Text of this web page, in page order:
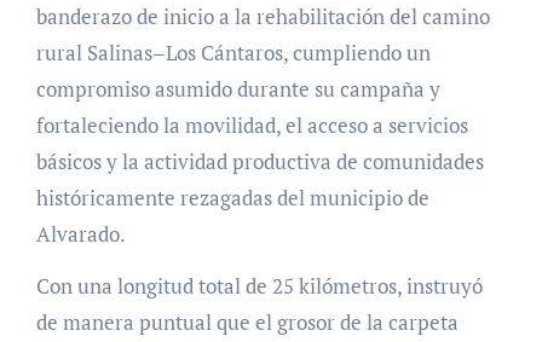
banderazo de inicio a la rehabilitación del camino
rural Salinas–Los Cántaros, cumpliendo un
compromiso asumido durante su campaña y
fortaleciendo la movilidad, el acceso a servicios
básicos y la actividad productiva de comunidades
históricamente rezagadas del municipio de
Alvarado.
Con una longitud total de 25 kilómetros, instruyó
de manera puntual que el grosor de la carpeta